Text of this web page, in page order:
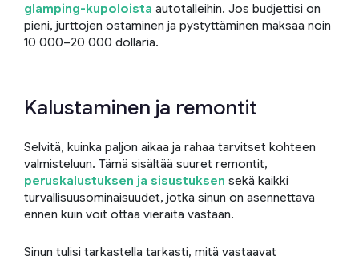
glamping-kupoloista autotalleihin. Jos budjettisi on
pieni, jurttojen ostaminen ja pystyttäminen maksaa noin
10 000–20 000 dollaria.
Kalustaminen ja remontit
Selvitä, kuinka paljon aikaa ja rahaa tarvitset kohteen
valmisteluun. Tämä sisältää suuret remontit,
peruskalustuksen ja sisustuksen sekä kaikki
turvallisuusominaisuudet, jotka sinun on asennettava
ennen kuin voit ottaa vieraita vastaan.
Sinun tulisi tarkastella tarkasti, mitä vastaavat